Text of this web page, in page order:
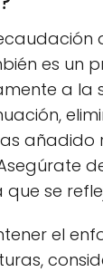
es un
a la
añadido
se
el